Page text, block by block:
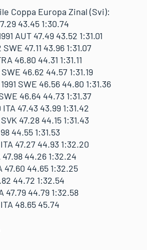
Coppa Europa Zinal (Svi):
43.45 1:30.74
AUT 47.49 43.52 1:31.01
47.11 43.96 1:31.07
46.80 44.31 1:31.11
46.62 44.57 1:31.19
SWE 46.56 44.80 1:31.36
46.64 44.73 1:31.37
47.43 43.99 1:31.42
47.28 44.15 1:31.43
44.55 1:31.53
47.27 44.93 1:32.20
47.98 44.26 1:32.24
47.60 44.65 1:32.25
44.72 1:32.54
47.79 44.79 1:32.58
48.65 45.74